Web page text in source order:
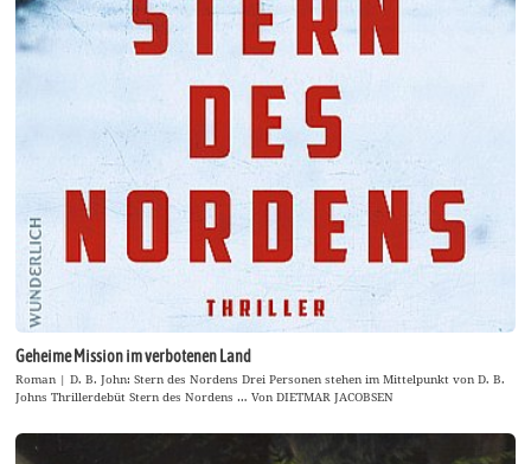
Geheime Mission im verbotenen Land
Roman | D. B. John: Stern des Nordens Drei Personen stehen im Mittelpunkt von D. B.
Johns Thrillerdebüt Stern des Nordens … Von DIETMAR JACOBSEN